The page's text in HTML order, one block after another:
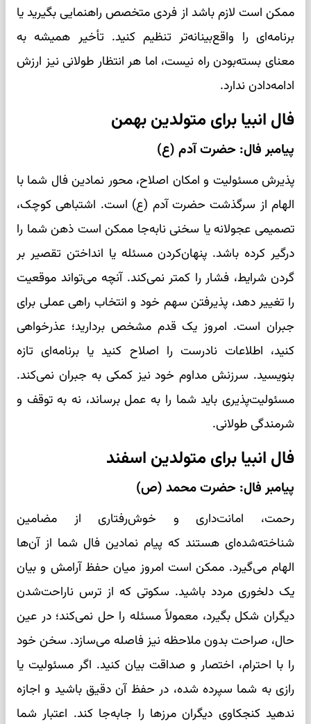
ممکن است لازم باشد از فردی متخصص راهنمایی بگیرید یا
برنامه‌ای را واقع‌بینانه‌تر تنظیم کنید. تأخیر همیشه به
معنای بسته‌بودن راه نیست، اما هر انتظار طولانی نیز ارزش
ادامه‌دادن ندارد.
فال انبیا برای متولدین بهمن
پیامبر فال: حضرت آدم (ع)
پذیرش مسئولیت و امکان اصلاح، محور نمادین فال شما با
الهام از سرگذشت حضرت آدم (ع) است. اشتباهی کوچک،
تصمیمی عجولانه یا سخنی نابه‌جا ممکن است ذهن شما را
درگیر کرده باشد. پنهان‌کردن مسئله یا انداختن تقصیر بر
گردن شرایط، فشار را کمتر نمی‌کند. آنچه می‌تواند موقعیت
را تغییر دهد، پذیرفتن سهم خود و انتخاب راهی عملی برای
جبران است. امروز یک قدم مشخص بردارید؛ عذرخواهی
کنید، اطلاعات نادرست را اصلاح کنید یا برنامه‌ای تازه
بنویسید. سرزنش مداوم خود نیز کمکی به جبران نمی‌کند.
مسئولیت‌پذیری باید شما را به عمل برساند، نه به توقف و
شرمندگی طولانی.
فال انبیا برای متولدین اسفند
پیامبر فال: حضرت محمد (ص)
رحمت، امانت‌داری و خوش‌رفتاری از مضامین
شناخته‌شده‌ای هستند که پیام نمادین فال شما از آن‌ها
الهام می‌گیرد. ممکن است امروز میان حفظ آرامش و بیان
یک دلخوری مردد باشید. سکوتی که از ترس ناراحت‌شدن
دیگران شکل بگیرد، معمولاً مسئله را حل نمی‌کند؛ در عین
حال، صراحت بدون ملاحظه نیز فاصله می‌سازد. سخن خود
را با احترام، اختصار و صداقت بیان کنید. اگر مسئولیت یا
رازی به شما سپرده شده، در حفظ آن دقیق باشید و اجازه
ندهید کنجکاوی دیگران مرزها را جابه‌جا کند. اعتبار شما